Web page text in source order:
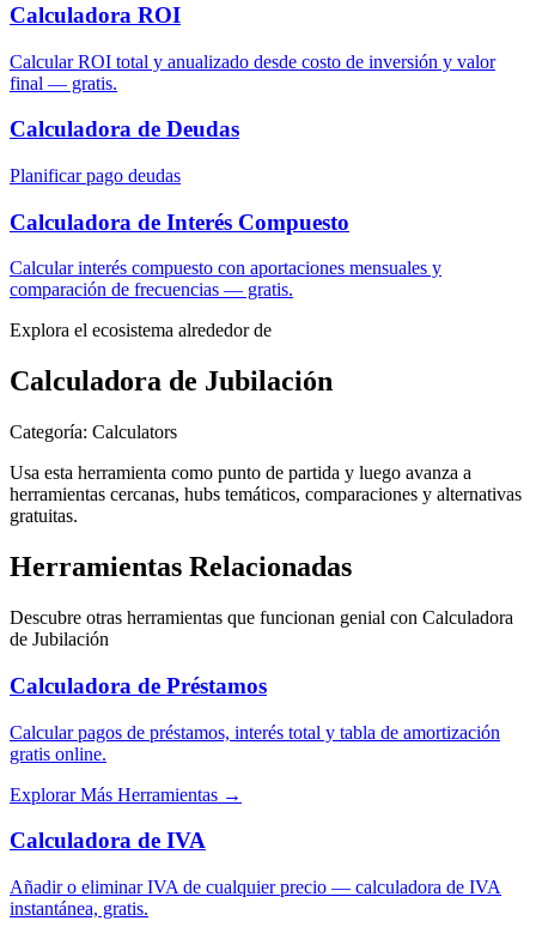
Calculadora ROI
Calcular ROI total y anualizado desde costo de inversión y valor
final — gratis.
Calculadora de Deudas
Planificar pago deudas
Calculadora de Interés Compuesto
Calcular interés compuesto con aportaciones mensuales y
comparación de frecuencias — gratis.
Explora el ecosistema alrededor de
Calculadora de Jubilación
Categoría: Calculators
Usa esta herramienta como punto de partida y luego avanza a
herramientas cercanas, hubs temáticos, comparaciones y alternativas
gratuitas.
Herramientas Relacionadas
Descubre otras herramientas que funcionan genial con Calculadora
de Jubilación
Calculadora de Préstamos
Calcular pagos de préstamos, interés total y tabla de amortización
gratis online.
Explorar Más Herramientas →
Calculadora de IVA
Añadir o eliminar IVA de cualquier precio — calculadora de IVA
instantánea, gratis.